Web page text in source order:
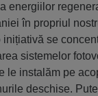
energiilor
în propriul
se
sistemelor
le instalăm pe
deschise.